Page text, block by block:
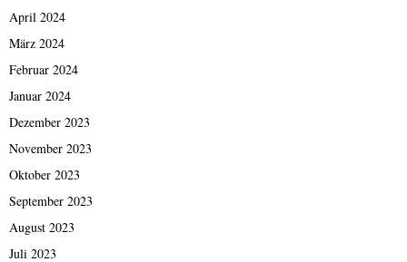
April 2024
März 2024
Februar 2024
Januar 2024
Dezember 2023
November 2023
Oktober 2023
September 2023
August 2023
Juli 2023